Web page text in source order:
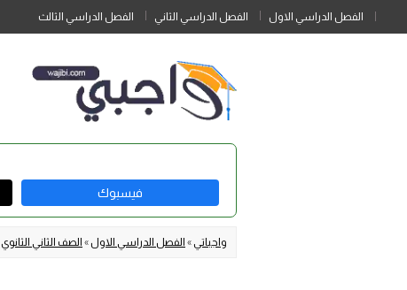
الفصل الدراسي الاول الفصل الدراسي الثاني الفصل الدراسي الثالث
فيسبوك
واجباتي » الفصل الدراسي الاول» الصف الثاني الثانوي